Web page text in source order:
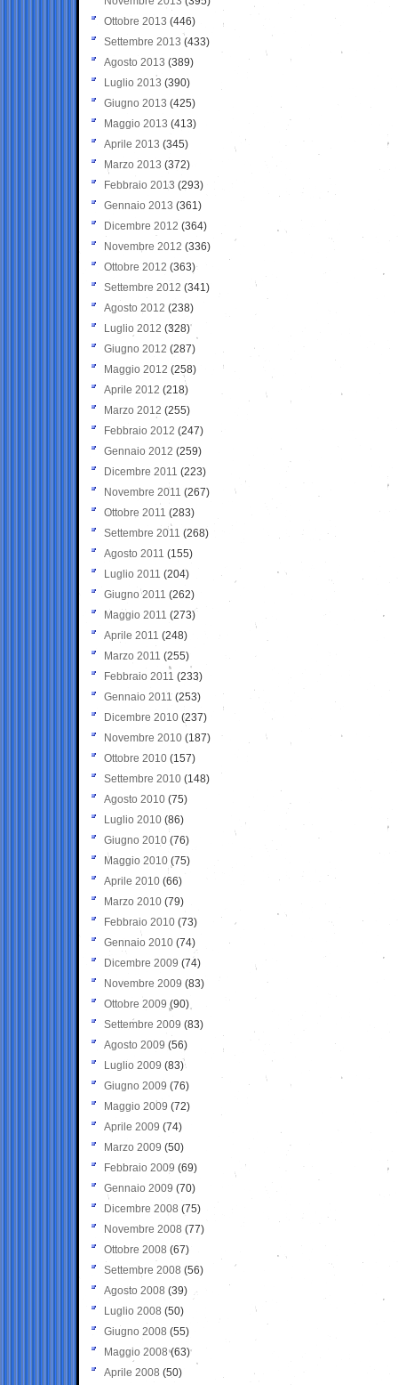
Ottobre 2013 (446)
Settembre 2013 (433)
Agosto 2013 (389)
Luglio 2013 (390)
Giugno 2013 (425)
Maggio 2013 (413)
Aprile 2013 (345)
Marzo 2013 (372)
Febbraio 2013 (293)
Gennaio 2013 (361)
Dicembre 2012 (364)
Novembre 2012 (336)
Ottobre 2012 (363)
Settembre 2012 (341)
Agosto 2012 (238)
Luglio 2012 (328)
Giugno 2012 (287)
Maggio 2012 (258)
Aprile 2012 (218)
Marzo 2012 (255)
Febbraio 2012 (247)
Gennaio 2012 (259)
Dicembre 2011 (223)
Novembre 2011 (267)
Ottobre 2011 (283)
Settembre 2011 (268)
Agosto 2011 (155)
Luglio 2011 (204)
Giugno 2011 (262)
Maggio 2011 (273)
Aprile 2011 (248)
Marzo 2011 (255)
Febbraio 2011 (233)
Gennaio 2011 (253)
Dicembre 2010 (237)
Novembre 2010 (187)
Ottobre 2010 (157)
Settembre 2010 (148)
Agosto 2010 (75)
Luglio 2010 (86)
Giugno 2010 (76)
Maggio 2010 (75)
Aprile 2010 (66)
Marzo 2010 (79)
Febbraio 2010 (73)
Gennaio 2010 (74)
Dicembre 2009 (74)
Novembre 2009 (83)
Ottobre 2009 (90)
Settembre 2009 (83)
Agosto 2009 (56)
Luglio 2009 (83)
Giugno 2009 (76)
Maggio 2009 (72)
Aprile 2009 (74)
Marzo 2009 (50)
Febbraio 2009 (69)
Gennaio 2009 (70)
Dicembre 2008 (75)
Novembre 2008 (77)
Ottobre 2008 (67)
Settembre 2008 (56)
Agosto 2008 (39)
Luglio 2008 (50)
Giugno 2008 (55)
Maggio 2008(63)
Aprile 2008 (50)